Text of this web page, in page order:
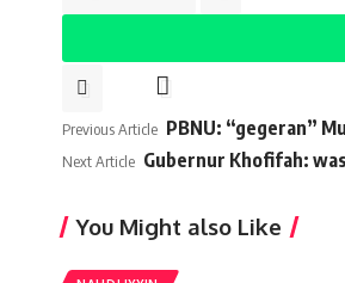
Previous Article PBNU: “gegeran”
Next Article Gubernur Khofifah:
You Might also Like